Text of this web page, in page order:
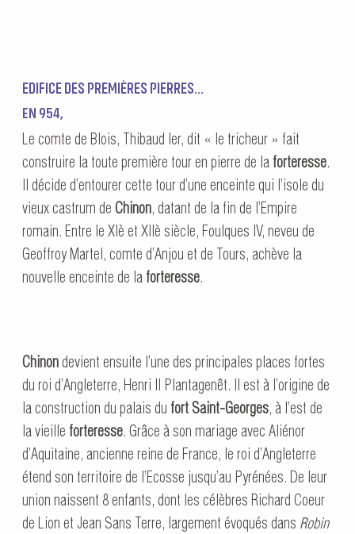
EDIFICE DES PREMIÈRES PIERRES…
EN 954,
Le comte de Blois, Thibaud Ier, dit « le tricheur » fait
construire la toute première tour en pierre de la forteresse.
Il décide d’entourer cette tour d’une enceinte qui l’isole du
vieux castrum de Chinon, datant de la fin de l’Empire
romain. Entre le XIè et XIIè siècle, Foulques IV, neveu de
Geoffroy Martel, comte d’Anjou et de Tours, achève la
nouvelle enceinte de la forteresse.
Chinon devient ensuite l’une des principales places fortes
du roi d’Angleterre, Henri II Plantagenêt. Il est à l’origine de
la construction du palais du fort Saint-Georges, à l’est de
la vieille forteresse. Grâce à son mariage avec Aliénor
d’Aquitaine, ancienne reine de France, le roi d’Angleterre
étend son territoire de l’Ecosse jusqu’au Pyrénées. De leur
union naissent 8 enfants, dont les célèbres Richard Coeur
de Lion et Jean Sans Terre, largement évoqués dans Robin